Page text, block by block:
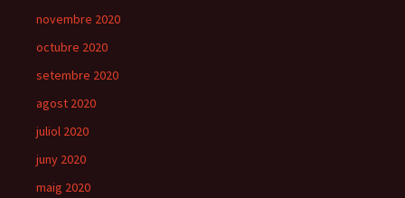
novembre 2020
octubre 2020
setembre 2020
agost 2020
juliol 2020
juny 2020
maig 2020